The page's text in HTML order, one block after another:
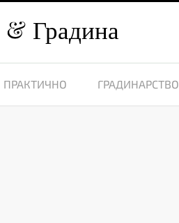
Градина
ПРАКТИЧНО ГРАДИНАРСТВО